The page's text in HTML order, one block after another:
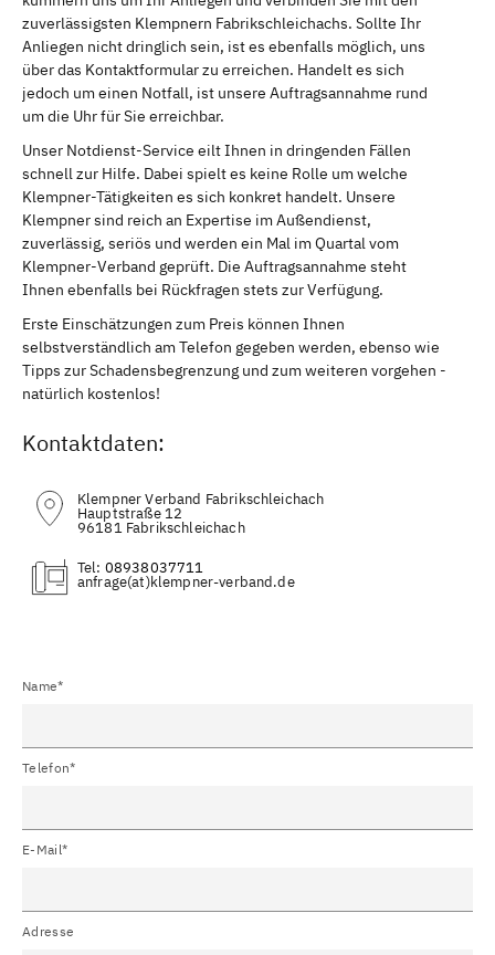
zuverlässigsten Klempnern Fabrikschleichachs. Sollte Ihr
Anliegen nicht dringlich sein, ist es ebenfalls möglich, uns
über das Kontaktformular zu erreichen. Handelt es sich
jedoch um einen Notfall, ist unsere Auftragsannahme rund
um die Uhr für Sie erreichbar.
Unser Notdienst-Service eilt Ihnen in dringenden Fällen
schnell zur Hilfe. Dabei spielt es keine Rolle um welche
Klempner-Tätigkeiten es sich konkret handelt. Unsere
Klempner sind reich an Expertise im Außendienst,
zuverlässig, seriös und werden ein Mal im Quartal vom
Klempner-Verband geprüft. Die Auftragsannahme steht
Ihnen ebenfalls bei Rückfragen stets zur Verfügung.
Erste Einschätzungen zum Preis können Ihnen
selbstverständlich am Telefon gegeben werden, ebenso wie
Tipps zur Schadensbegrenzung und zum weiteren vorgehen -
natürlich kostenlos!
Kontaktdaten:
Klempner Verband Fabrikschleichach
Hauptstraße 12
96181 Fabrikschleichach
Tel: 08938037711
(at)
Name*
Telefon*
E-Mail*
Adresse